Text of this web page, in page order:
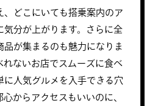
、どこにいても搭乗案内のア
気分が上がります。さらに全
品が集まるのも魅力になりま
れないお店でスムーズに食べ
に人気グルメを入手できる穴
からアクセスもいいのに、